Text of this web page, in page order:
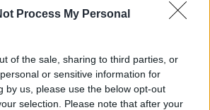
Process My Personal
of the sale, sharing to third parties, or
or sensitive information for
by us, please use the below opt-out
selection. Please note that after your